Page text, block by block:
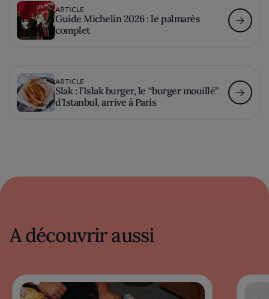
ARTICLE
Guide Michelin 2026 : le palmarès
complet
ARTICLE
Slak : l’Islak burger, le “burger mouillé”
d’Istanbul, arrive à Paris
A découvrir aussi